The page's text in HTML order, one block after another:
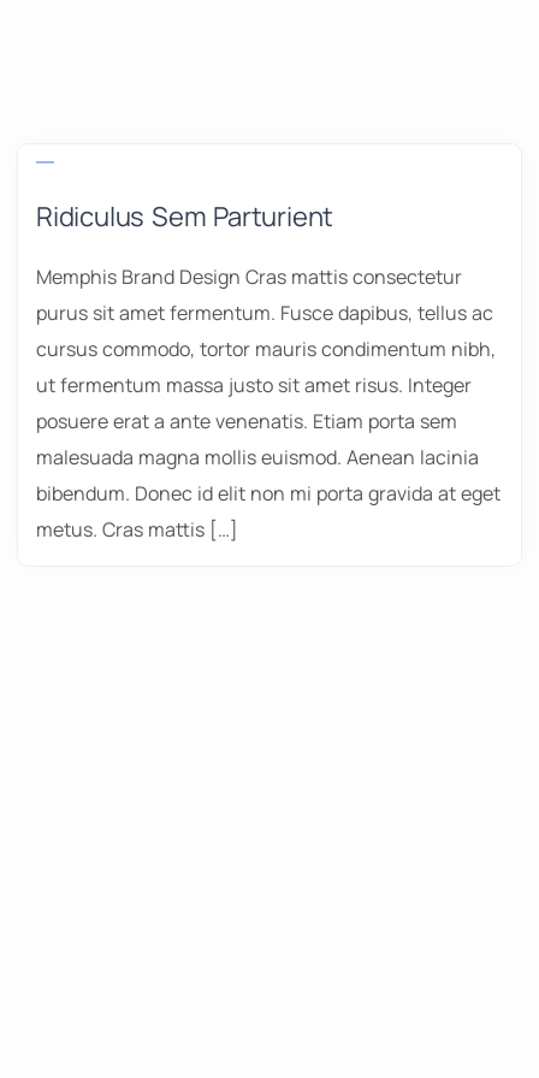
Ridiculus Sem Parturient
Memphis Brand Design Cras mattis consectetur
purus sit amet fermentum. Fusce dapibus, tellus ac
cursus commodo, tortor mauris condimentum nibh,
ut fermentum massa justo sit amet risus. Integer
posuere erat a ante venenatis. Etiam porta sem
malesuada magna mollis euismod. Aenean lacinia
bibendum. Donec id elit non mi porta gravida at eget
metus. Cras mattis […]